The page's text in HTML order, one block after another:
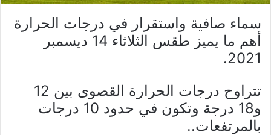
سماء صافية واستقرار في درجات الحرارة
أهم ما يميز طقس الثلاثاء 14 ديسمبر
2021.
تتراوح درجات الحرارة القصوى بين 12
و18 درجة وتكون في حدود 10 درجات
بالمرتفعات..